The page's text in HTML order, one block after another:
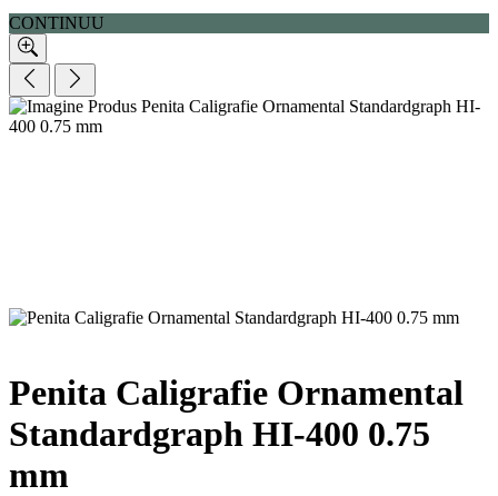
CONTINUU
Penita Caligrafie Ornamental
Standardgraph HI-400 0.75
mm